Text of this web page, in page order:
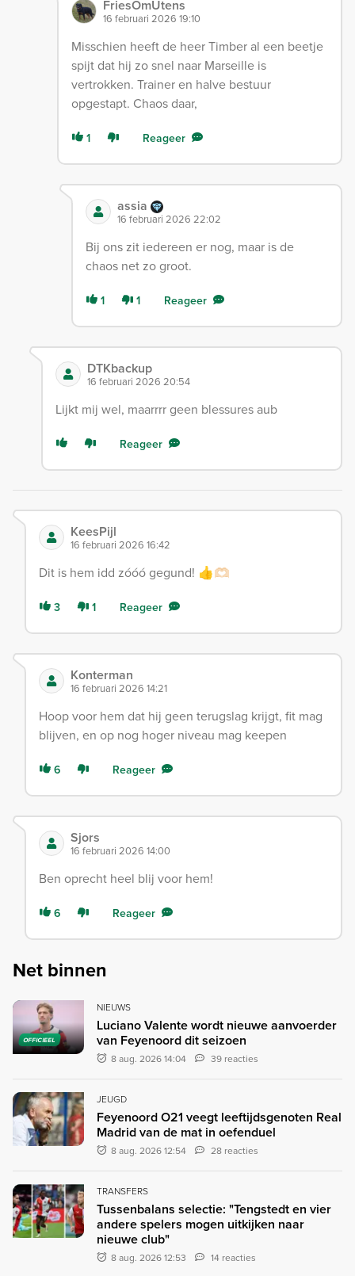
FriesOmUtens
16 februari 2026 19:10
Misschien heeft de heer Timber al een beetje
spijt dat hij zo snel naar Marseille is
vertrokken. Trainer en halve bestuur
opgestapt. Chaos daar,
1 Reageer
assia
16 februari 2026 22:02
Bij ons zit iedereen er nog, maar is de
chaos net zo groot.
1 1 Reageer
DTKbackup
16 februari 2026 20:54
Lijkt mij wel, maarrrr geen blessures aub
Reageer
KeesPijl
16 februari 2026 16:42
Dit is hem idd zóóó gegund! 👍🫶🏻
3 1 Reageer
Konterman
16 februari 2026 14:21
Hoop voor hem dat hij geen terugslag krijgt, fit mag
blijven, en op nog hoger niveau mag keepen
6 Reageer
Sjors
16 februari 2026 14:00
Ben oprecht heel blij voor hem!
6 Reageer
Net binnen
OFFICIEEL
NIEUWS
Luciano Valente wordt nieuwe aanvoerder
van Feyenoord dit seizoen
8 aug. 2026 14:04 39 reacties
JEUGD
Feyenoord O21 veegt leeftijdsgenoten Real
Madrid van de mat in oefenduel
8 aug. 2026 12:54 28 reacties
TRANSFERS
Tussenbalans selectie: "Tengstedt en vier
andere spelers mogen uitkijken naar
nieuwe club"
8 aug. 2026 12:53 14 reacties